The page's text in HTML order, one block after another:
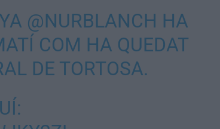
@NURBLANCH HA
COM HA QUEDAT
DE TORTOSA.